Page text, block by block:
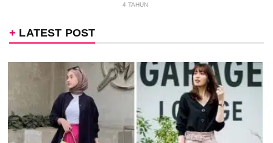
4 TAHUN
LATEST POST